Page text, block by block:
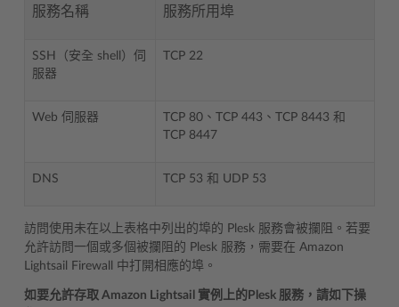
服務名稱 服務所用埠
SSH（安全 shell）伺
服器
TCP 22
Web 伺服器
TCP 80、TCP 443、TCP 8443 和
TCP 8447
DNS TCP 53 和 UDP 53
訪問使用未在以上表格中列出的埠的 Plesk 服務會被攔阻。若要
允許訪問一個或多個被攔阻的 Plesk 服務，需要在 Amazon
Lightsail Firewall 中打開相應的埠。
如要允許存取 Amazon Lightsail 實例上的Plesk 服務，請如下操